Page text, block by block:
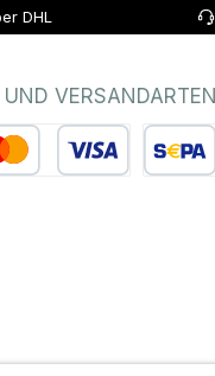
DHL
VERSANDARTEN
oder Debitkarte